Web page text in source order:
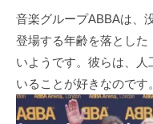
i
g
a
s
h
i
の
コ
メ
ン
ト
音楽グループABBAは、
登場する年齢を落とした
いようです。彼らは、
いることが好きなのです。